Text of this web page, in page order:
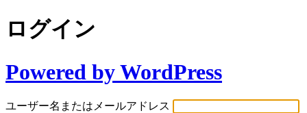
ログイン
Powered by WordPress
ユーザー名またはメールアドレス